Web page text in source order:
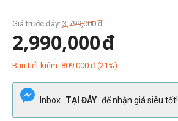
Giá trước đây: 3,799,000 đ
2,990,000đ
Bạn tiết kiệm: 809,000 đ (21 %)
Inbox TẠI ĐÂY để nhận giá siêu tốt!